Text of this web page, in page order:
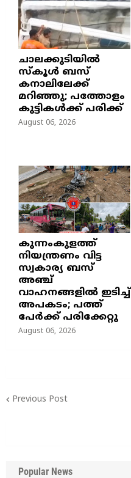
ചാലക്കുടിയിൽ
സ്കൂൾ ബസ്
കനാലിലേക്ക്
മറിഞ്ഞു; പത്തോളം
കുട്ടികൾക്ക് പരിക്ക്
August 06, 2026
കുന്നംകുളത്ത്
നിയന്ത്രണം വിട്ട
സ്വകാര്യ ബസ്
അഞ്ച്
വാഹനങ്ങളിൽ ഇടിച്ച്
അപകടം; പത്ത്
പേർക്ക് പരിക്കേറ്റു
August 06, 2026
Previous Post
Popular News